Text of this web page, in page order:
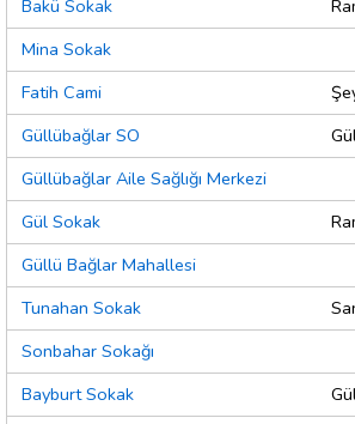
Bakü Sokak
Mina Sokak
Fatih Cami
Güllübağlar SO
Güllübağlar Aile Sağlığı Merkezi
Gül Sokak
Güllü Bağlar Mahallesi
Tunahan Sokak
Sonbahar Sokağı
Bayburt Sokak